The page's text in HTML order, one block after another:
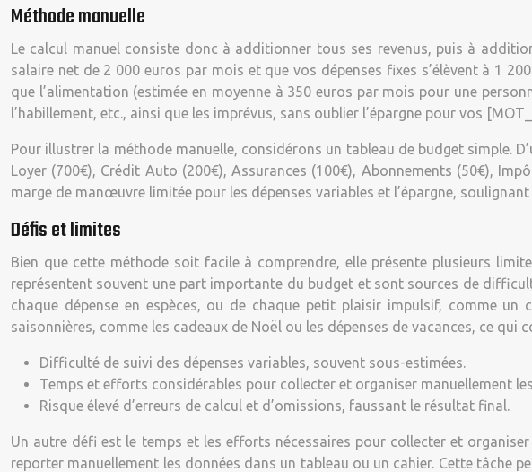
Méthode manuelle
Le calcul manuel consiste donc à additionner tous ses revenus, puis à
salaire net de 2 000 euros par mois et que vos dépenses fixes s’élèvent à 1
que l’alimentation (estimée en moyenne à 350 euros par mois pour une
l’habillement, etc., ainsi que les imprévus, sans oublier l’épargne pour vos
Pour illustrer la méthode manuelle, considérons un tableau de budget simple.
Loyer (700€), Crédit Auto (200€), Assurances (100€), Abonnements (50€),
marge de manœuvre limitée pour les dépenses variables et l’épargne,
Défis et limites
Bien que cette méthode soit facile à comprendre, elle présente plusieurs
représentent souvent une part importante du budget et sont sources de
chaque dépense en espèces, ou de chaque petit plaisir impulsif, comme
saisonnières, comme les cadeaux de Noël ou les dépenses de vacances, ce
Difficulté de suivi des dépenses variables, souvent sous-estimées.
Temps et efforts considérables pour collecter et organiser manuellement
Risque élevé d’erreurs de calcul et d’omissions, faussant le résultat final.
Un autre défi est le temps et les efforts nécessaires pour collecter et
reporter manuellement les données dans un tableau ou un cahier. Cette tâche